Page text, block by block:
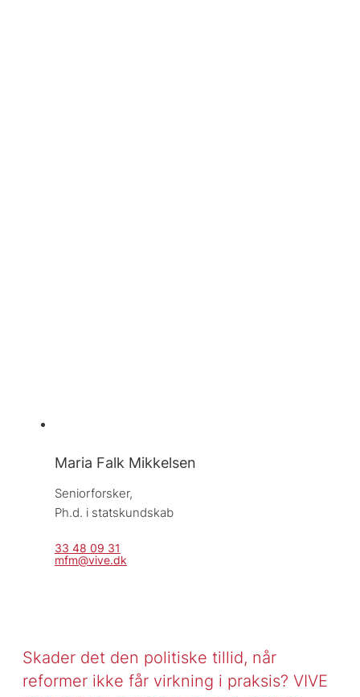
Maria Falk Mikkelsen
Seniorforsker,
Ph.d. i statskundskab
33 48 09 31
mfm@vive.dk
Skader det den politiske tillid, når
reformer ikke får virkning i praksis? VIVE